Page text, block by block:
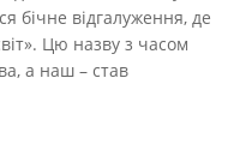
бічне відгалуження, де
Цю назву з часом
а наш – став